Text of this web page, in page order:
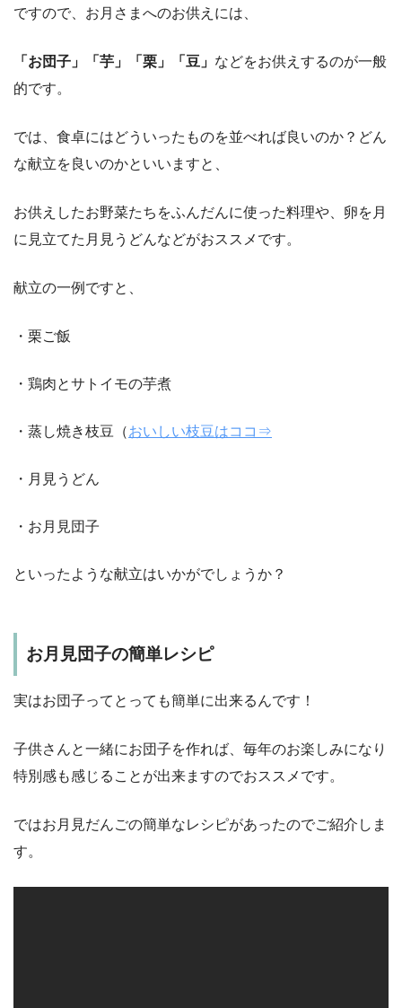
ですので、お月さまへのお供えには、
「お団子」「芋」「栗」「豆」 などをお供えするのが一般
的です。
では、食卓にはどういったものを並べれば良いのか？どん
な献立を良いのかといいますと、
お供えしたお野菜たちをふんだんに使った料理や、卵を月
に見立てた月見うどんなどがおススメです。
献立の一例ですと、
・栗ご飯
・鶏肉とサトイモの芋煮
・蒸し焼き枝豆（おいしい枝豆はココ⇒
・月見うどん
・お月見団子
といったような献立はいかがでしょうか？
お月見団子の簡単レシピ
実はお団子ってとっても簡単に出来るんです！
子供さんと一緒にお団子を作れば、毎年のお楽しみになり
特別感も感じることが出来ますのでおススメです。
ではお月見だんごの簡単なレシピがあったのでご紹介しま
す。